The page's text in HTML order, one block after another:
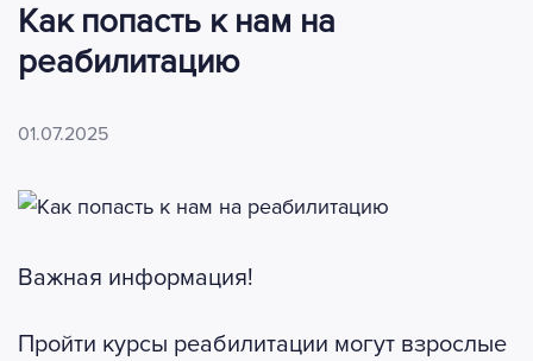
Как попасть к нам на
реабилитацию
01.07.2025
Важная информация!
Пройти курсы реабилитации могут взрослые